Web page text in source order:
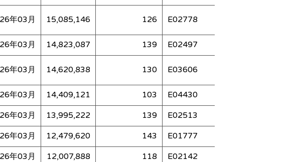
年03月 15,085,146 126 E02778
年03月 14,823,087 139 E02497
年03月 14,620,838 130 E03606
年03月 14,409,121 103 E04430
年03月 13,995,222 139 E02513
年03月 12,479,620 143 E01777
年03月 12,007,888 118 E02142